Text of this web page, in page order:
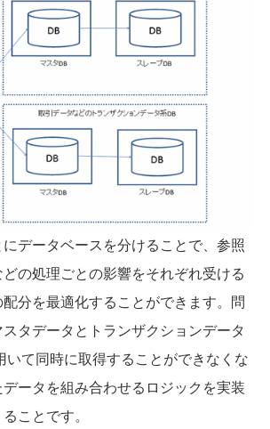
データベースを分けることで、参照
の処理ごとの影響をそれぞれ受ける
分を最適化することができます。問
タデータとトランザクションデータ
いて同時に取得することができなくな
ータを組み合わせるロジックを実装
ことです。